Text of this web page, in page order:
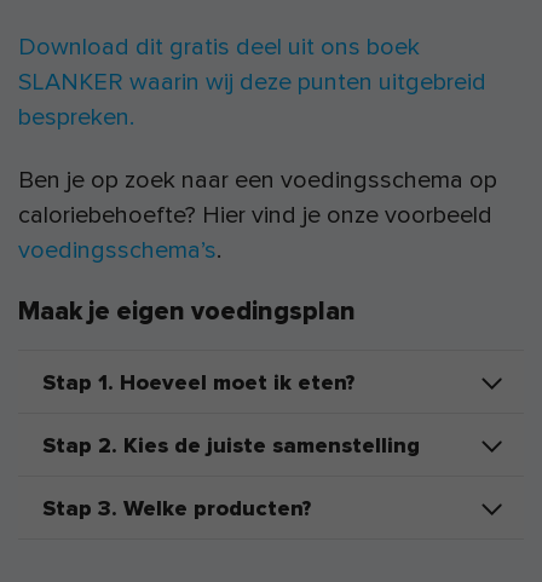
Download dit gratis deel uit ons boek
SLANKER waarin wij deze punten uitgebreid
bespreken.
Ben je op zoek naar een voedingsschema op
caloriebehoefte? Hier vind je onze voorbeeld
voedingsschema’s.
Maak je eigen voedingsplan
Stap 1. Hoeveel moet ik eten?
Stap 2. Kies de juiste samenstelling
Stap 3. Welke producten?